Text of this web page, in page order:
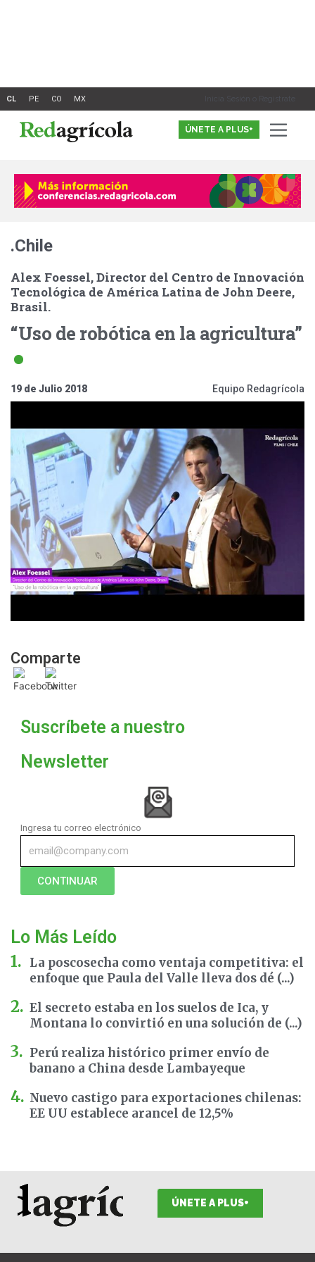
Inicia Sesión o Registrate
ÚNETE A PLUS+
.Chile
Comparte
Alex Foessel, Director del Centro de Innovación
Tecnológica de América Latina de John Deere,
Brasil.
“Uso de robótica en la agricultura”
19 de Julio 2018 Equipo Redagrícola
Suscríbete a nuestro
Newsletter
Ingresa tu correo electrónico
CONTINUAR
Lo Más Leído
La poscosecha como ventaja competitiva: el
enfoque que Paula del Valle lleva dos dé (...)
El secreto estaba en los suelos de Ica, y
Montana lo convirtió en una solución de (...)
Perú realiza histórico primer envío de
banano a China desde Lambayeque
Nuevo castigo para exportaciones chilenas:
EE UU establece arancel de 12,5%
ÚNETE A PLUS+